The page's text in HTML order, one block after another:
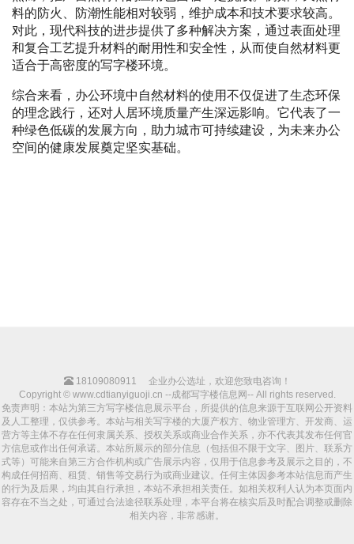
料的防火、防潮性能相对较弱，维护成本和技术要求较高。
对此，现代科技的进步提供了多种解决方案，通过表面处理
和复合工艺提升材料的耐用性和安全性，从而使自然材料更
适合于高密度的写字楼环境。
综合来看，办公环境中自然材料的使用不仅促进了生态环保
的理念践行，还对人居环境质量产生深远影响。它代表了一
种绿色低碳的发展方向，助力城市可持续建设，为未来办公
空间的健康发展奠定坚实基础。
18109080911
企业办公选址，欢迎您致电咨询！
Copyright © www.cdtianyiguoji.cn --成都写字楼信息网-- All rights reserved.
免责声明：本站为第三方写字楼信息展示平台，所提供的信息来源于互联网公开资料
及人工整理，仅供参考。本站与相关写字楼的大厦产权方、物业管理方、开发商、运
营方等主体不存在任何隶属关系、授权关系或商业合作关系，亦不代表其发布任何官
方信息或作出任何承诺。本站所展示的部分信息（包括但不限于文字、图片、联系方
式等）可能来自第三方合作机构或广告展示内容，仅用于信息参考及展示之目的，不
构成任何招商、租赁、销售等交易行为或商业建议。任何主体因参考本站信息而产生
的行为及后果，均由其自行承担，本站不承担相关责任。如相关权利人认为本页面内
容存在不当之处，可通过合法途径联系处理，本平台将在核实后及时配合调整或删除
相关内容，非常感谢。